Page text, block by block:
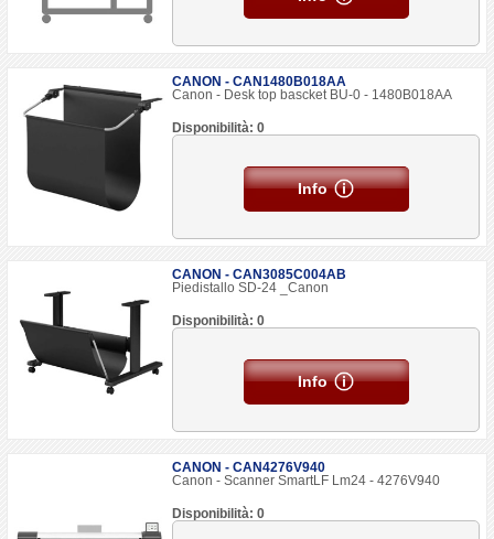
CANON - CAN1480B018AA
Canon - Desk top bascket BU-0 - 1480B018AA
Disponibilità: 0
Info
CANON - CAN3085C004AB
Piedistallo SD-24 _Canon
Disponibilità: 0
Info
CANON - CAN4276V940
Canon - Scanner SmartLF Lm24 - 4276V940
Disponibilità: 0